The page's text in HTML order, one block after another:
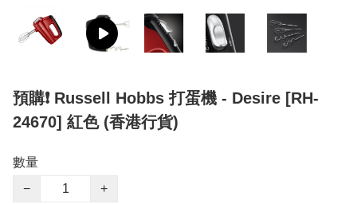
預購❗️ Russell Hobbs 打蛋機 - Desire [RH-
24670] 紅色 (香港行貨)
數量
−
+